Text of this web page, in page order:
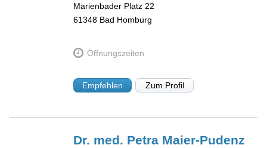
Marienbader Platz 22
61348 Bad Homburg
Öffnungszeiten
Empfehlen Zum Profil
Dr. med. Petra Maier-Pudenz